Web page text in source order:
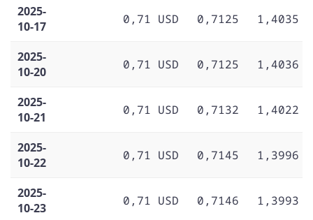
2025-
10-17
0,71 USD 0,7125 1,4035
2025-
10-20
0,71 USD 0,7125 1,4036
2025-
10-21
0,71 USD 0,7132 1,4022
2025-
10-22
0,71 USD 0,7145 1,3996
2025-
10-23
0,71 USD 0,7146 1,3993